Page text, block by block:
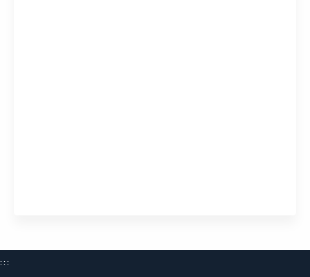
:::